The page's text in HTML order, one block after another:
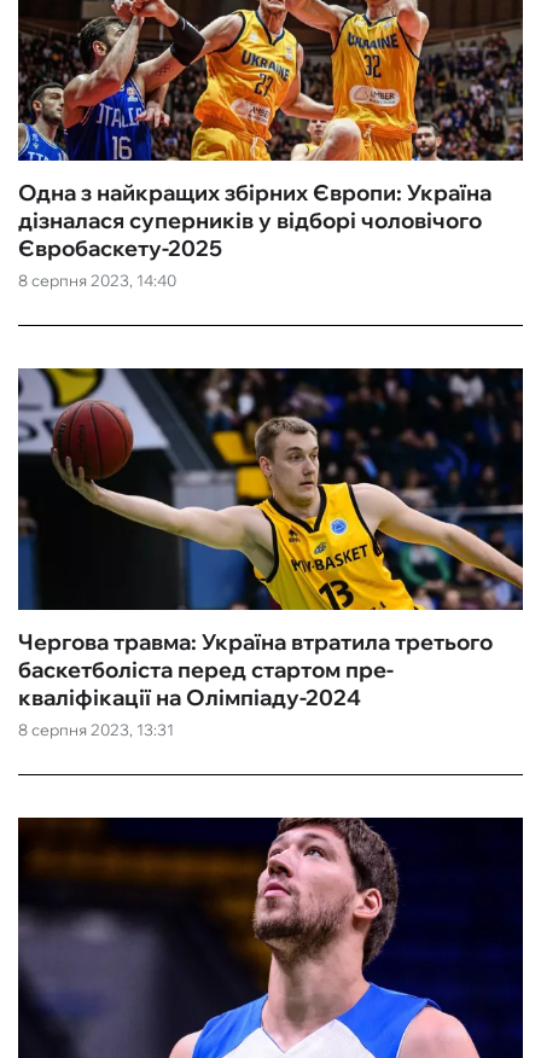
8 серпня 2023, 14:40
Одна з найкращих збірних Європи: Україна
дізналася суперників у відборі чоловічого
Євробаскету-2025
8 серпня 2023, 13:31
Чергова травма: Україна втратила третього
баскетболіста перед стартом пре-
кваліфікації на Олімпіаду-2024